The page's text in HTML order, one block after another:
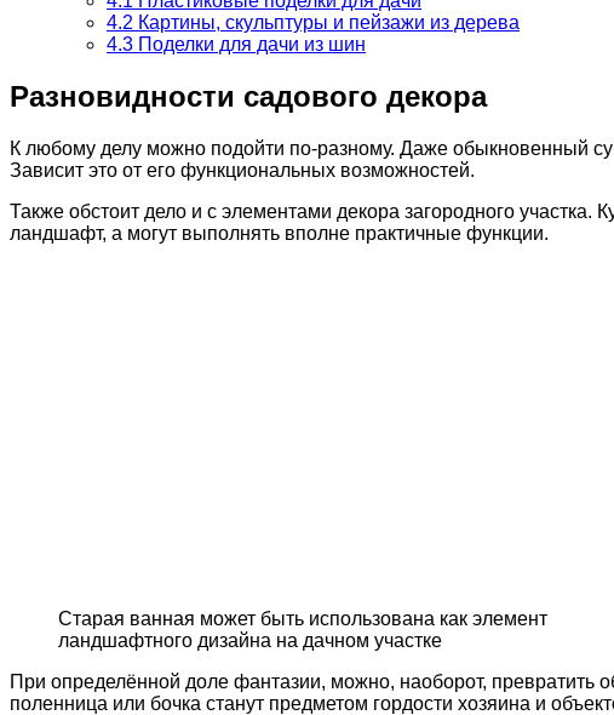
4.2 Картины, скульптуры и пейзажи из дерева
4.3 Поделки для дачи из шин
Разновидности садового декора
К любому делу можно подойти по-разному. Даже обыкновенный
Зависит это от его функциональных возможностей.
Также обстоит дело и с элементами декора загородного
ландшафт, а могут выполнять вполне практичные функции.
Старая ванная может быть использована как элемент
ландшафтного дизайна на дачном участке
При определённой доле фантазии, можно, наоборот, превратить
поленница или бочка станут предметом гордости хозяина и